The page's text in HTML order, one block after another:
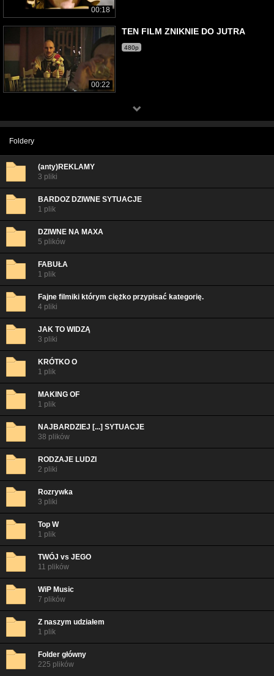
00:18
00:22
TEN FILM ZNIKNIE DO JUTRA
480p
Foldery
(anty)REKLAMY
3 pliki
BARDOZ DZIWNE SYTUACJE
1 plik
DZIWNE NA MAXA
5 plików
FABUŁA
1 plik
Fajne filmiki którym ciężko przypisać kategorię.
4 pliki
JAK TO WIDZĄ
3 pliki
KRÓTKO O
1 plik
MAKING OF
1 plik
NAJBARDZIEJ [...] SYTUACJE
38 plików
RODZAJE LUDZI
2 pliki
Rozrywka
3 pliki
Top W
1 plik
TWÓJ vs JEGO
11 plików
WiP Music
7 plików
Z naszym udziałem
1 plik
Folder główny
225 plików